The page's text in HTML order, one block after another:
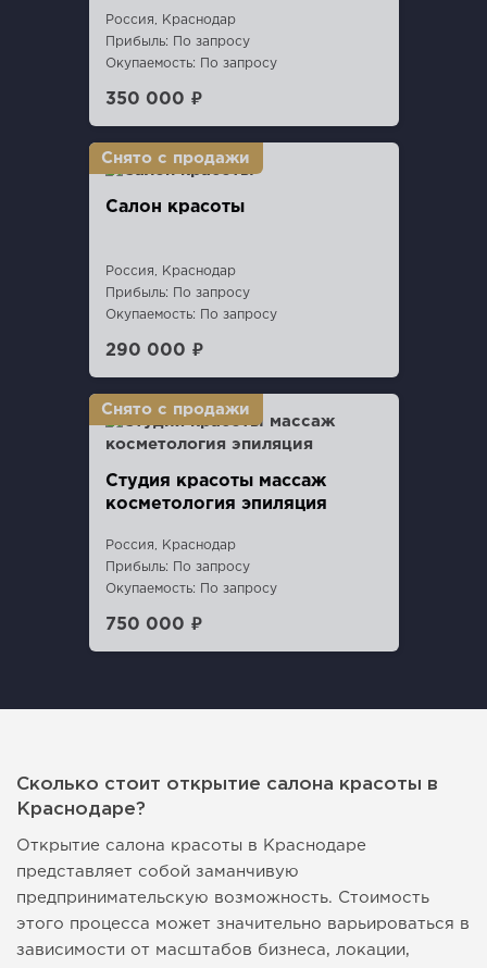
Россия, Краснодар
Прибыль: По запросу
Окупаемость: По запросу
350 000 ₽
Салон красоты
Россия, Краснодар
Прибыль: По запросу
Окупаемость: По запросу
290 000 ₽
Студия красоты массаж
косметология эпиляция
Россия, Краснодар
Прибыль: По запросу
Окупаемость: По запросу
750 000 ₽
Сколько стоит открытие салона красоты в
Краснодаре?
Открытие салона красоты в Краснодаре
представляет собой заманчивую
предпринимательскую возможность. Стоимость
этого процесса может значительно варьироваться в
зависимости от масштабов бизнеса, локации,